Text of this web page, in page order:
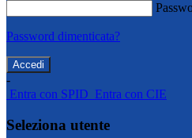
Password dimenticata?
-
Entra con SPID Entra con CIE
Seleziona utente